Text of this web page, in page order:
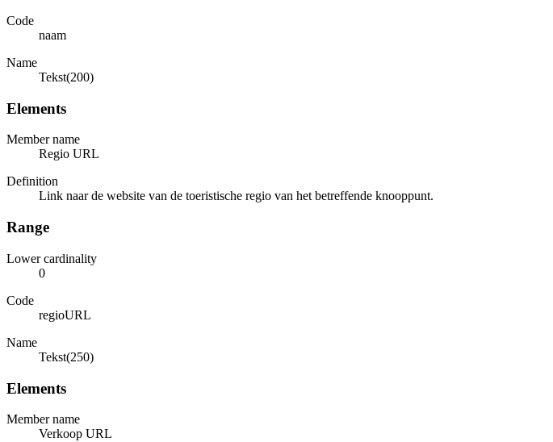
Code
naam
Name
Tekst(200)
Elements
Member name
Regio URL
Definition
Link naar de website van de toeristische regio van het betreffende knooppunt.
Range
Lower cardinality
0
Code
regioURL
Name
Tekst(250)
Elements
Member name
Verkoop URL